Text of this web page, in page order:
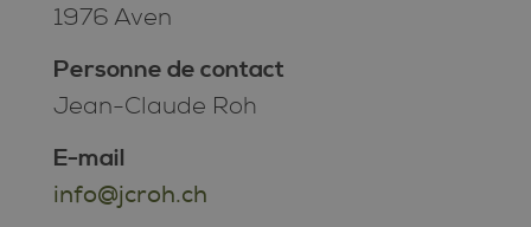
1976 Aven
Personne de contact
Jean-Claude Roh
E-mail
info@jcroh.ch